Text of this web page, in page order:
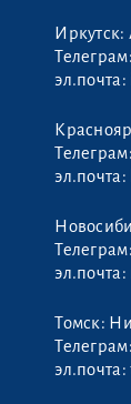
Иркутск:
эл.почта:
эл.почта:
эл.почта:
Томск:
эл.почта: